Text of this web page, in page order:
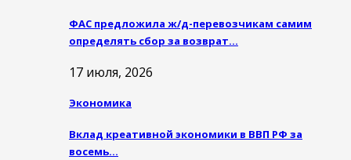
ФАС предложила ж/д-перевозчикам самим
определять сбор за возврат…
17 июля, 2026
Экономика
Вклад креативной экономики в ВВП РФ за
восемь…